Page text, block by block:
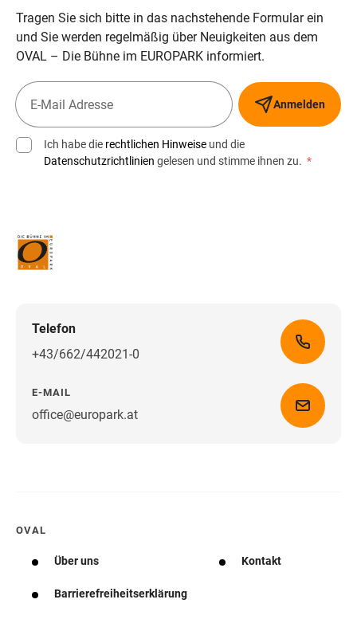
Tragen Sie sich bitte in das nachstehende Formular ein
und Sie werden regelmäßig über Neuigkeiten aus dem
OVAL – Die Bühne im EUROPARK informiert.
Anmelden
Ich habe die rechtlichen Hinweise und die
Datenschutzrichtlinien gelesen und stimme ihnen zu. *
Telefon
+43/662/442021-0
E-MAIL
office@europark.atWegbeschreibung erhalten
OVAL
Über uns Kontakt
Barrierefreiheitserklärung